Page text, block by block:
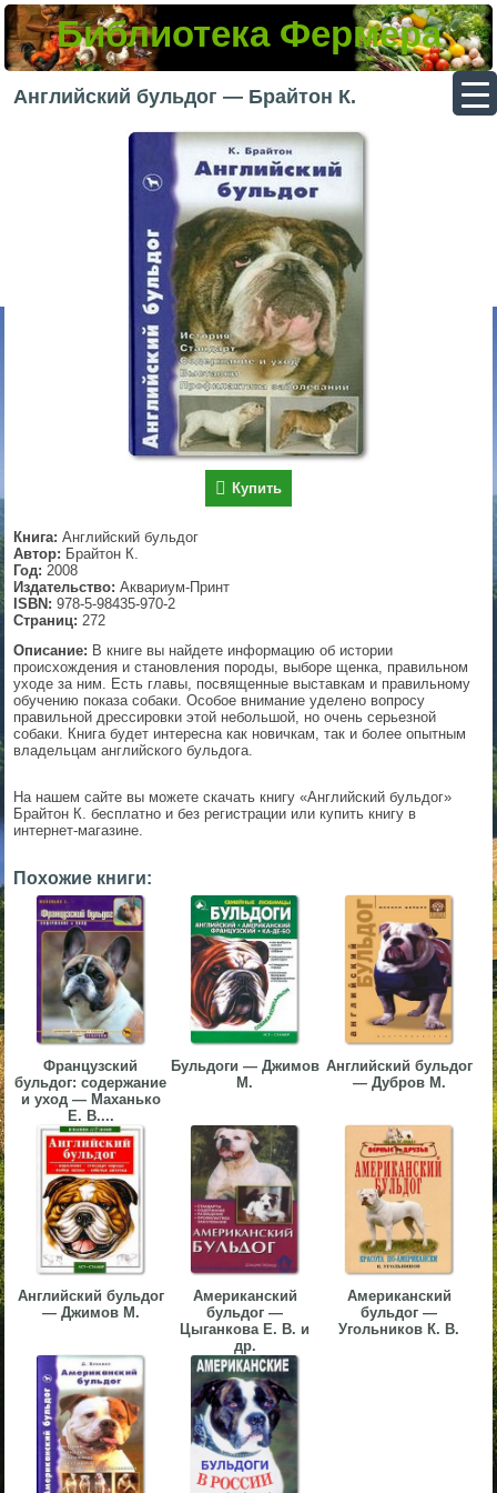
Библиотека Фермера
Английский бульдог — Брайтон К.
Купить
Книга: Английский бульдог
Автор: Брайтон К.
Год: 2008
Издательство: Аквариум-Принт
ISBN: 978-5-98435-970-2
Страниц: 272
Описание: В книге вы найдете информацию об истории
происхождения и становления породы, выборе щенка, правильном
уходе за ним. Есть главы, посвященные выставкам и правильному
обучению показа собаки. Особое внимание уделено вопросу
правильной дрессировки этой небольшой, но очень серьезной
собаки. Книга будет интересна как новичкам, так и более опытным
владельцам английского бульдога.
На нашем сайте вы можете скачать книгу «Английский бульдог»
Брайтон К. бесплатно и без регистрации или купить книгу в
интернет-магазине.
Похожие книги:
Французский
бульдог: содержание
и уход — Маханько
Е. В....
Бульдоги — Джимов
М.
Английский бульдог
— Дубров М.
Английский бульдог
— Джимов М.
Американский
бульдог —
Цыганкова Е. В. и
др.
Американский
бульдог —
Угольников К. В.
▼
▼
▼
▼
▼
▼
▼